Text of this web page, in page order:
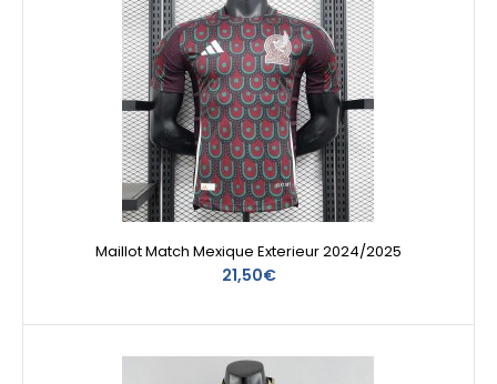
Maillot Match Mexique Exterieur 2024/2025
21,50€